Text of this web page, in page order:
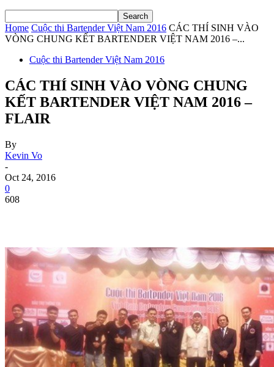
Home Cuộc thi Bartender Việt Nam 2016 CÁC THÍ SINH VÀO
VÒNG CHUNG KẾT BARTENDER VIỆT NAM 2016 –...
Cuộc thi Bartender Việt Nam 2016
CÁC THÍ SINH VÀO VÒNG CHUNG
KẾT BARTENDER VIỆT NAM 2016 –
FLAIR
By
Kevin Vo
-
Oct 24, 2016
0
608